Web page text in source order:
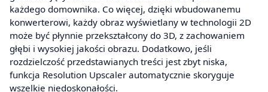
każdego domownika. Co więcej, dzięki wbudowanemu
konwerterowi, każdy obraz wyświetlany w technologii 2D
może być płynnie przekształcony do 3D, z zachowaniem
głębi i wysokiej jakości obrazu. Dodatkowo, jeśli
rozdzielczość przedstawianych treści jest zbyt niska,
funkcja Resolution Upscaler automatycznie skoryguje
wszelkie niedoskonałości.